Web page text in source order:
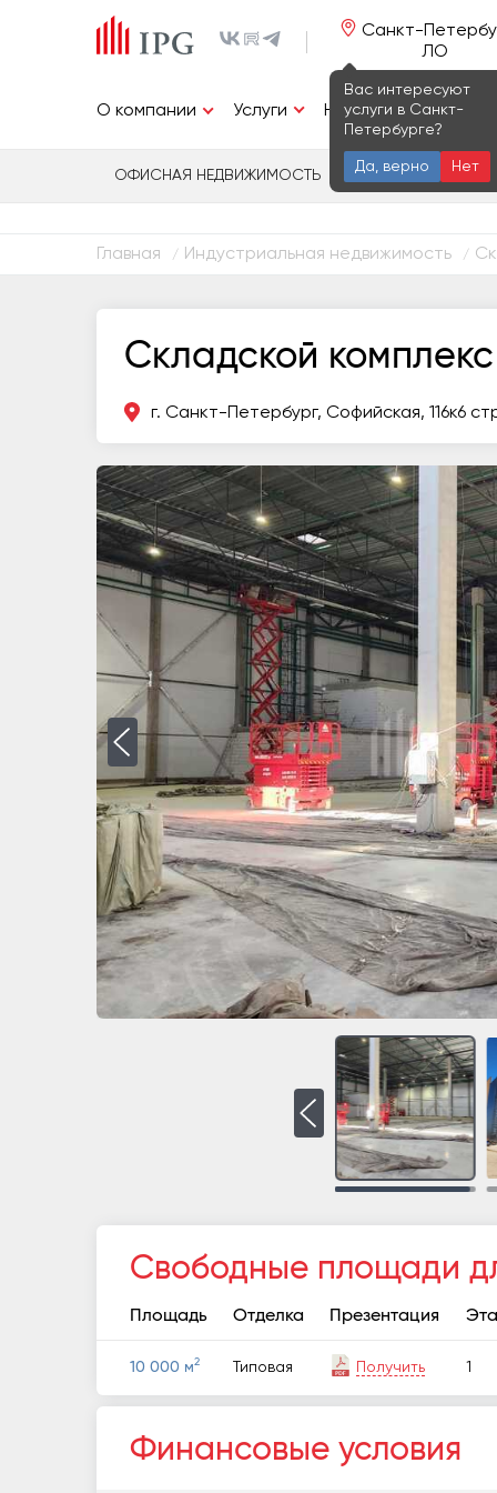
Санкт-
ЛО
Вас интересуют
услуги в Санкт-
Петербурге?
Да, верно Нет
О компании Услуги Недвижимость
ОФИСНАЯ НЕДВИЖИМОСТЬ
Главная / Индустриальная недвижимость /
Складской
г. Санкт-Петербург, Софийская, 116к6
Свободные площади
Площадь Отделка Презентация
10 000 м2 Типовая Получить 1
Финансовые условия